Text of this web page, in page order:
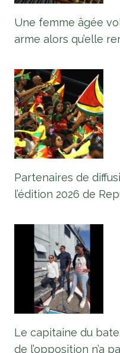
Une femme âgée
arme alors qu’elle
Partenaires de
l’édition 2026 de
Le capitaine du
de l’opposition n’a